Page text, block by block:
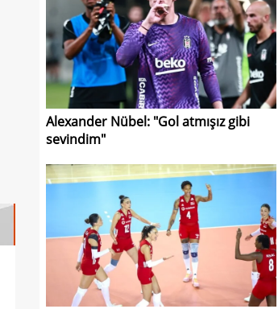
Alexander Nübel: "Gol atmışız gibi
sevindim"